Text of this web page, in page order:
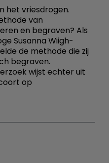
het vriesdrogen.
van
en begraven? Als
Susanna Wiigh-
de methode die zij
begraven.
wijst echter uit
op